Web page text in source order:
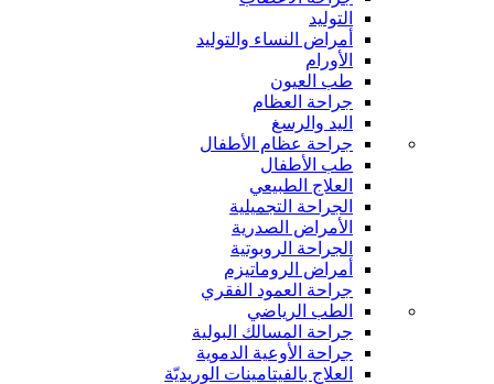
التوليد
أمراض النساء والتوليد
الأورام
طب العيون
جراحة العظام
اليد والرسغ
جراحة عظام الأطفال
طب الأطفال
العلاج الطبيعي
الجراحة التجميلية
الأمراض الصدرية
الجراحة الروبوتية
أمراض الروماتيزم
جراحة العمود الفقري
الطب الرياضي
جراحة المسالك البولية
جراحة الأوعية الدموية
العلاج بالفيتامينات الوريديّة